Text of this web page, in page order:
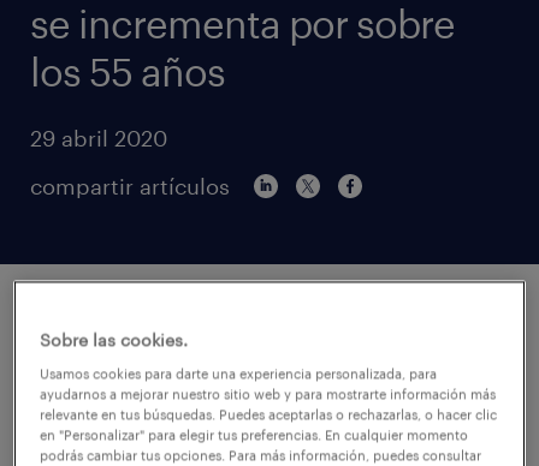
se incrementa por sobre
los 55 años
29 abril 2020
compartir artículos
Sobre las cookies.
Usamos cookies para darte una experiencia personalizada, para
ayudarnos a mejorar nuestro sitio web y para mostrarte información más
relevante en tus búsquedas. Puedes aceptarlas o rechazarlas, o hacer clic
en "Personalizar" para elegir tus preferencias. En cualquier momento
podrás cambiar tus opciones. Para más información, puedes consultar